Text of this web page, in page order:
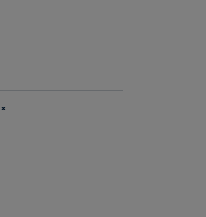
*